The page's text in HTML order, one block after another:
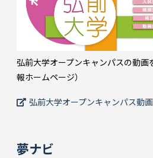
弘前大学オープンキャンパスの動
報ホームページ）
弘前大学オープンキャンパス動画
夢ナビ